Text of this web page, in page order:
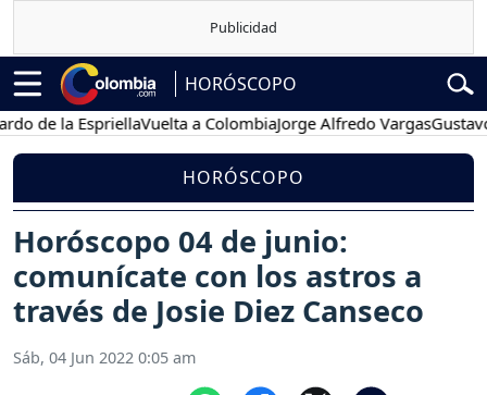
HORÓSCOPO
la EspriellaVuelta a ColombiaJorge Alfredo VargasGustavo
HORÓSCOPO
Horóscopo 04 de junio:
comunícate con los astros a
través de Josie Diez Canseco
Sáb, 04 Jun 2022 0:05 am